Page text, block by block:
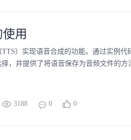
用
）实现语音合成的功能。通过实例代
，并提供了将语音保存为音频文件的方
3188 0 0